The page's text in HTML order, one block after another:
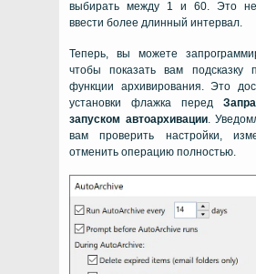
выбирать между 1 и 60. Это
ввести более длинный интервал.
Теперь, вы можете
чтобы показать вам подсказку
функции архивирования. Это
установки флажка перед
запуском автоархивации.
вам проверить настройки,
отменить операцию полностью.